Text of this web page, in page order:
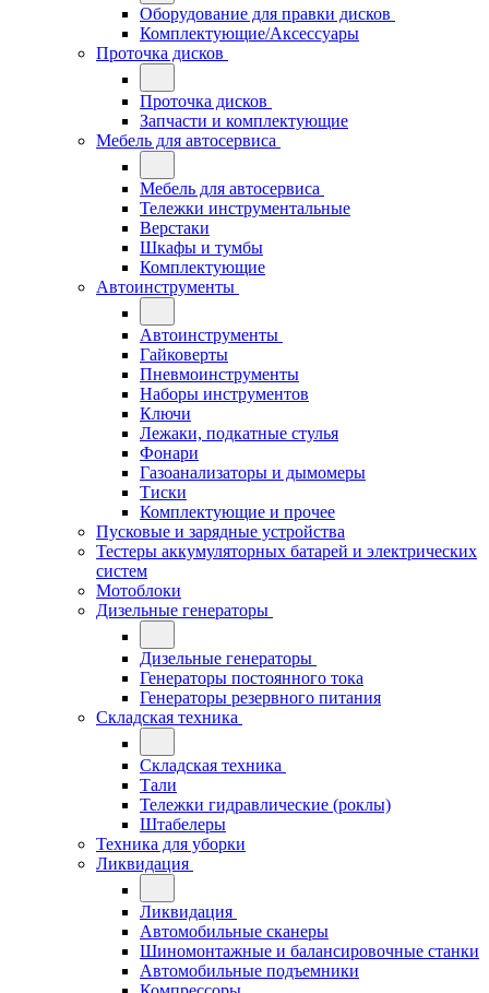
Оборудование для правки дисков
Комплектующие/Аксессуары
Проточка дисков
Проточка дисков
Запчасти и комплектующие
Мебель для автосервиса
Мебель для автосервиса
Тележки инструментальные
Верстаки
Шкафы и тумбы
Комплектующие
Автоинструменты
Автоинструменты
Гайковерты
Пневмоинструменты
Наборы инструментов
Ключи
Лежаки, подкатные стулья
Фонари
Газоанализаторы и дымомеры
Тиски
Комплектующие и прочее
Пусковые и зарядные устройства
Тестеры аккумуляторных батарей и электрических
систем
Мотоблоки
Дизельные генераторы
Дизельные генераторы
Генераторы постоянного тока
Генераторы резервного питания
Складская техника
Складская техника
Тали
Тележки гидравлические (роклы)
Штабелеры
Техника для уборки
Ликвидация
Ликвидация
Автомобильные сканеры
Шиномонтажные и балансировочные станки
Автомобильные подъемники